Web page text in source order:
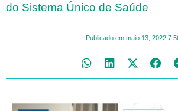
do Sistema Único de Saúde
Publicado em maio 13, 2022